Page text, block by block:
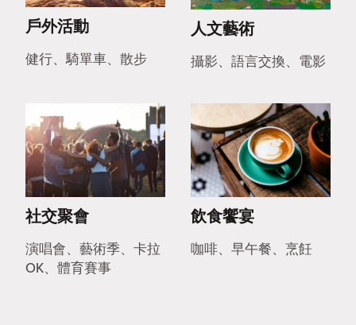
戶外活動
健行、騎單車、散步
人文藝術
攝影、語言交換、電影
社交聚會
演唱會、藝術季、卡拉
OK、體育賽事
飲食饗宴
咖啡、早午餐、烹飪